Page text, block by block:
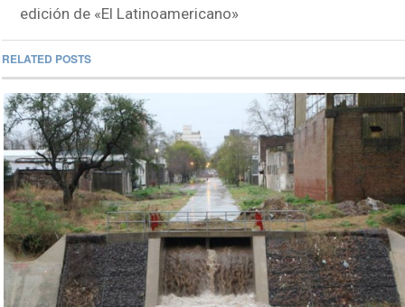
edición de «El Latinoamericano»
RELATED POSTS